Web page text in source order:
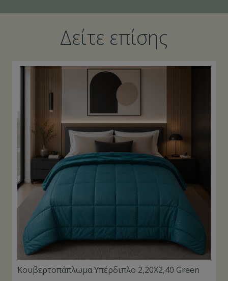
Δείτε επίσης
Κουβερτοπάπλωμα Υπέρδιπλο 2,20Χ2,40 Green